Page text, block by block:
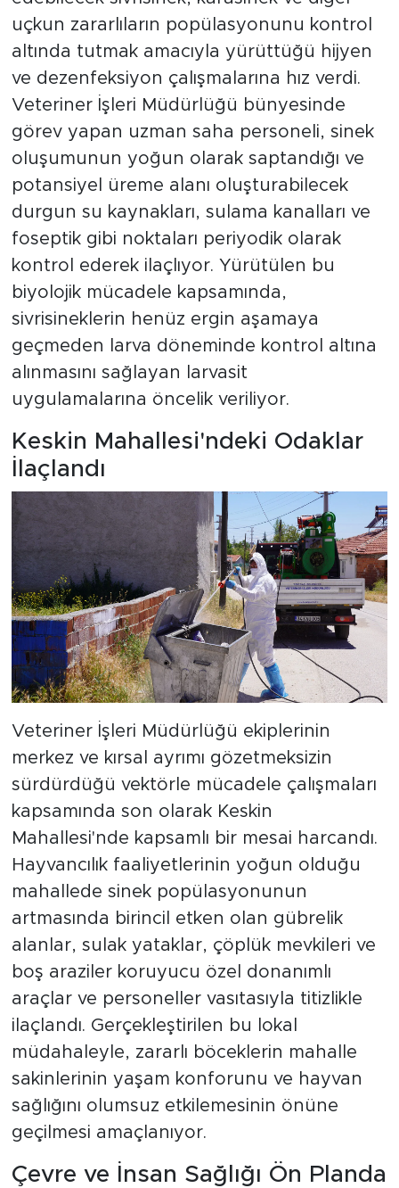
uçkun zararlıların popülasyonunu kontrol
altında tutmak amacıyla yürüttüğü hijyen
ve dezenfeksiyon çalışmalarına hız verdi.
Veteriner İşleri Müdürlüğü bünyesinde
görev yapan uzman saha personeli, sinek
oluşumunun yoğun olarak saptandığı ve
potansiyel üreme alanı oluşturabilecek
durgun su kaynakları, sulama kanalları ve
foseptik gibi noktaları periyodik olarak
kontrol ederek ilaçlıyor. Yürütülen bu
biyolojik mücadele kapsamında,
sivrisineklerin henüz ergin aşamaya
geçmeden larva döneminde kontrol altına
alınmasını sağlayan larvasit
uygulamalarına öncelik veriliyor.
Keskin Mahallesi'ndeki Odaklar
İlaçlandı
Veteriner İşleri Müdürlüğü ekiplerinin
merkez ve kırsal ayrımı gözetmeksizin
sürdürdüğü vektörle mücadele çalışmaları
kapsamında son olarak Keskin
Mahallesi'nde kapsamlı bir mesai harcandı.
Hayvancılık faaliyetlerinin yoğun olduğu
mahallede sinek popülasyonunun
artmasında birincil etken olan gübrelik
alanlar, sulak yataklar, çöplük mevkileri ve
boş araziler koruyucu özel donanımlı
araçlar ve personeller vasıtasıyla titizlikle
ilaçlandı. Gerçekleştirilen bu lokal
müdahaleyle, zararlı böceklerin mahalle
sakinlerinin yaşam konforunu ve hayvan
sağlığını olumsuz etkilemesinin önüne
geçilmesi amaçlanıyor.
Çevre ve İnsan Sağlığı Ön Planda